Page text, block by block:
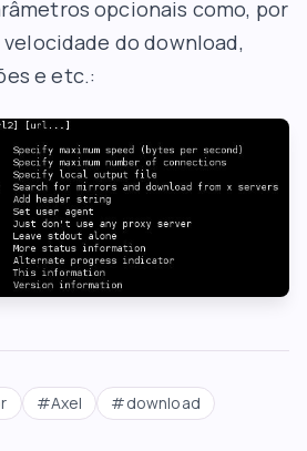
opcionais como, por
do download,
e etc.:
#Axel #download